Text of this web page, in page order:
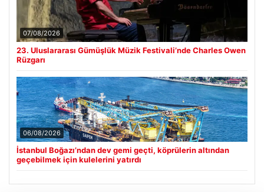
07/08/2026
23. Uluslararası Gümüşlük Müzik Festivali’nde Charles Owen
Rüzgarı
06/08/2026
İstanbul Boğazı’ndan dev gemi geçti, köprülerin altından
geçebilmek için kulelerini yatırdı